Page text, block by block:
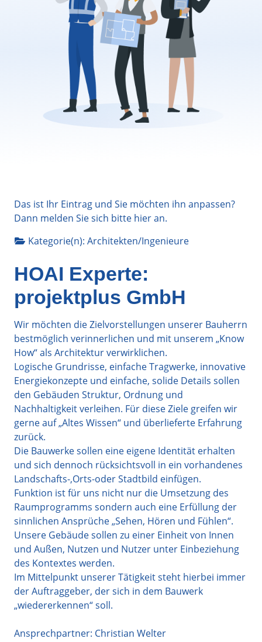
Das ist Ihr Eintrag und Sie möchten ihn anpassen?
Dann melden Sie sich bitte hieran.
Kategorie(n): Architekten/Ingenieure
HOAI Experte:
projektplus GmbH
Wir möchten die Zielvorstellungen unserer Bauherrn
bestmöglich verinnerlichen und mit unserem „Know
How“ als Architektur verwirklichen.
Logische Grundrisse, einfache Tragwerke, innovative
Energiekonzepte und einfache, solide Details sollen
den Gebäuden Struktur, Ordnung und
Nachhaltigkeit verleihen. Für diese Ziele greifen wir
gerne auf „Altes Wissen“ und überlieferte Erfahrung
zurück.
Die Bauwerke sollen eine eigene Identität erhalten
und sich dennoch rücksichtsvoll in ein vorhandenes
Landschafts-,Orts-oder Stadtbild einfügen.
Funktion ist für uns nicht nur die Umsetzung des
Raumprogramms sondern auch eine Erfüllung der
sinnlichen Ansprüche „Sehen, Hören und Fühlen“.
Unsere Gebäude sollen zu einer Einheit von Innen
und Außen, Nutzen und Nutzer unter Einbeziehung
des Kontextes werden.
Im Mittelpunkt unserer Tätigkeit steht hierbei immer
der Auftraggeber, der sich in dem Bauwerk
„wiedererkennen“ soll.
Ansprechpartner: Christian Welter